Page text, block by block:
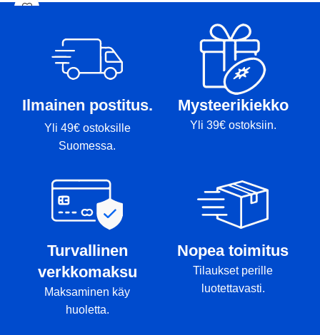
Paino: 177g
Ilmainen postitus.
Yli 49€ ostoksille
Suomessa.
Mysteerikiekko
Yli 39€ ostoksiin.
Turvallinen
verkkomaksu
Maksaminen käy
huoletta.
Nopea toimitus
Tilaukset perille
luotettavasti.